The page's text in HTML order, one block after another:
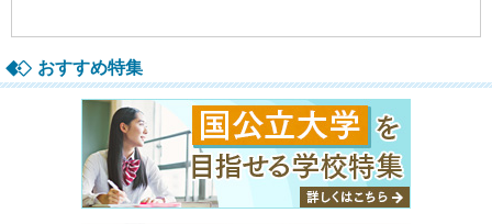
おすすめ特集